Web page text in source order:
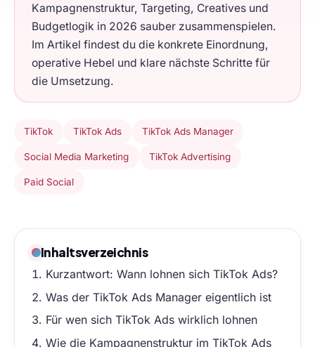
Kampagnenstruktur, Targeting, Creatives und
Budgetlogik in 2026 sauber zusammenspielen.
Im Artikel findest du die konkrete Einordnung,
operative Hebel und klare nächste Schritte für
die Umsetzung.
TikTok TikTok Ads TikTok Ads Manager
Social Media Marketing TikTok Advertising
Paid Social
Inhaltsverzeichnis
Kurzantwort: Wann lohnen sich TikTok Ads?
Was der TikTok Ads Manager eigentlich ist
Für wen sich TikTok Ads wirklich lohnen
Wie die Kampagnenstruktur im TikTok Ads